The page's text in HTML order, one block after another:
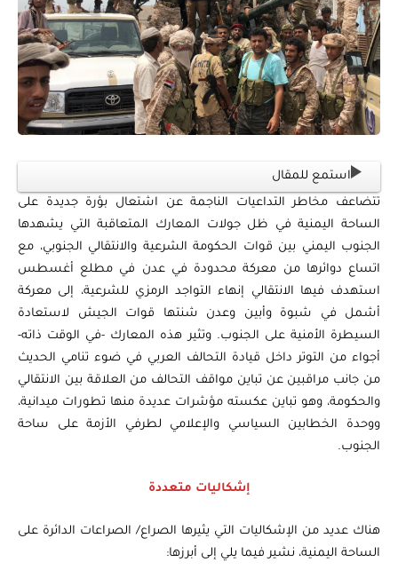
استمع للمقال
تتضاعف مخاطر التداعيات الناجمة عن اشتعال بؤرة جديدة على
الساحة اليمنية في ظل جولات المعارك المتعاقبة التي يشهدها
الجنوب اليمني بين قوات الحكومة الشرعية والانتقالي الجنوبي، مع
اتساع دوائرها من معركة محدودة في عدن في مطلع أغسطس
استهدف فيها الانتقالي إنهاء التواجد الرمزي للشرعية، إلى معركة
أشمل في شبوة وأبين وعدن شنتها قوات الجيش لاستعادة
السيطرة الأمنية على الجنوب. وتثير هذه المعارك -في الوقت ذاته-
أجواء من التوتر داخل قيادة التحالف العربي في ضوء تنامي الحديث
من جانب مراقبين عن تباين مواقف التحالف من العلاقة بين الانتقالي
والحكومة، وهو تباين عكسته مؤشرات عديدة منها تطورات ميدانية،
ووحدة الخطابين السياسي والإعلامي لطرفي الأزمة على ساحة
الجنوب.
إشكاليات متعددة
هناك عديد من الإشكاليات التي يثيرها الصراع/ الصراعات الدائرة على
الساحة اليمنية، نشير فيما يلي إلى أبرزها: